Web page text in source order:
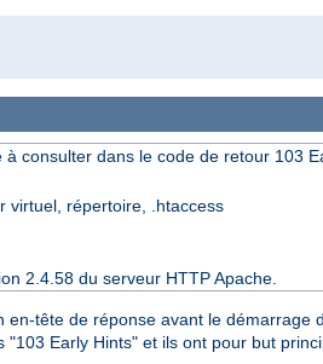
consulter dans le code de retour 103
virtuel, répertoire, .htaccess
2.4.58 du serveur HTTP Apache.
en-tête de réponse avant le
Early Hints" et ils ont pour but